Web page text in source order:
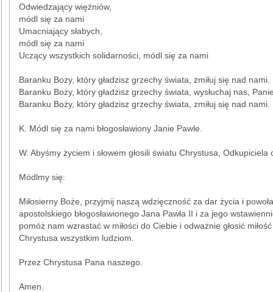
Odwiedzający więźniów,
módl się za nami
Umacniający słabych,
módl się za nami
Uczący wszystkich solidarności, módl się za nami
Baranku Boży, który gładzisz grzechy świata, zmiłuj się nad nami.
Baranku Boży, który gładzisz grzechy świata, wysłuchaj nas,
Baranku Boży, który gładzisz grzechy świata, zmiłuj się nad nami.
K. Módl się za nami błogosławiony Janie Pawle.
W. Abyśmy życiem i słowem głosili światu Chrystusa, Odkupiciela
Módlmy się:
Miłosierny Boże, przyjmij naszą wdzięczność za dar życia i
apostolskiego błogosławionego Jana Pawła II i za jego
pomóż nam wzrastać w miłości do Ciebie i odważnie głosić miłość
Chrystusa wszystkim ludziom.
Przez Chrystusa Pana naszego.
Amen.